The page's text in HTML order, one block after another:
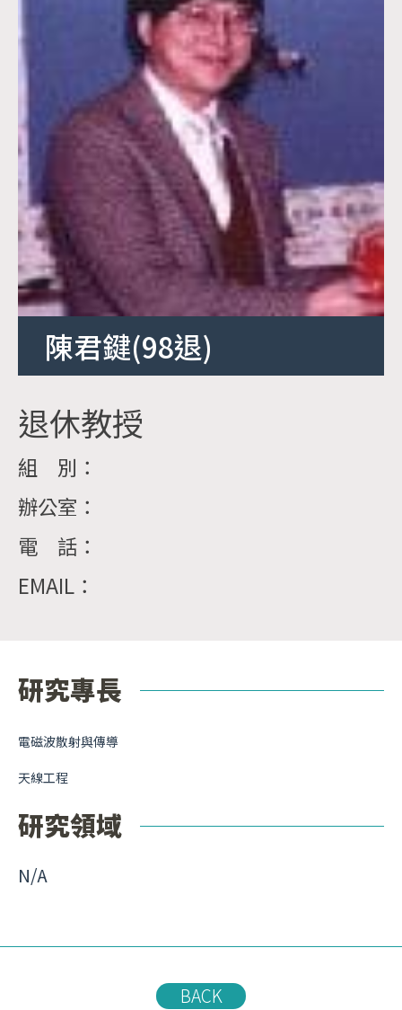
陳君鍵(98退)
退休教授
組 別：
辦公室：
電 話：
EMAIL：
研究專長
電磁波散射與傳導
天線工程
研究領域
N/A
BACK